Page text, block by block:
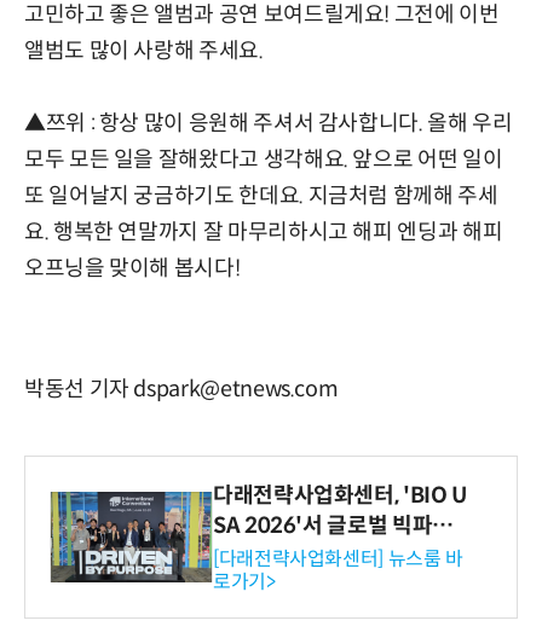
고민하고 좋은 앨범과 공연 보여드릴게요! 그전에 이번
앨범도 많이 사랑해 주세요.
▲쯔위 : 항상 많이 응원해 주셔서 감사합니다. 올해 우리
모두 모든 일을 잘해왔다고 생각해요. 앞으로 어떤 일이
또 일어날지 궁금하기도 한데요. 지금처럼 함께해 주세
요. 행복한 연말까지 잘 마무리하시고 해피 엔딩과 해피
오프닝을 맞이해 봅시다!
박동선 기자 dspark@etnews.com
다래전략사업화센터, 'BIO U
SA 2026'서 글로벌 빅파마
와의 비즈니스 미팅 지원…K
-바이오 해외 진출 교두보 확
보
[다래전략사업화센터] 뉴스룸 바
로가기>